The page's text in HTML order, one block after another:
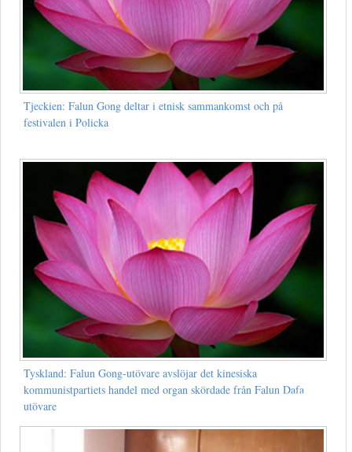
Tjeckien: Falun Gong deltar i etnisk sammankomst och på
festivalen i Policka
Tyskland: Falun Gong-utövare avslöjar det kinesiska
kommunistpartiets handel med organ skördade från Falun Dafa
utövare